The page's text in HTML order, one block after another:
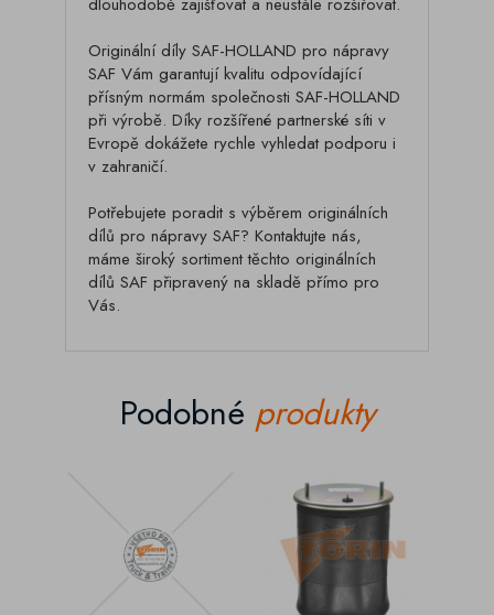
Originální díly SAF-HOLLAND pro nápravy
SAF Vám garantují kvalitu odpovídající
přísným normám společnosti SAF-HOLLAND
při výrobě. Díky rozšířené partnerské síti v
Evropě dokážete rychle vyhledat podporu i
v zahraničí.
Potřebujete poradit s výběrem originálních
dílů pro nápravy SAF? Kontaktujte nás,
máme široký sortiment těchto originálních
dílů SAF připravený na skladě přímo pro
Vás.
Podobné produkty